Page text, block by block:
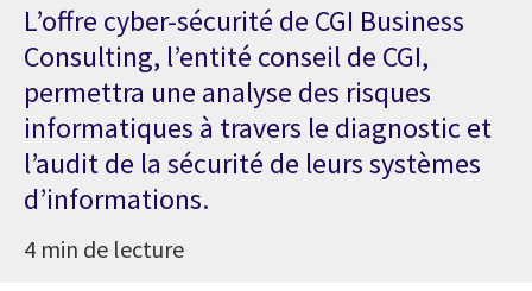
L’offre cyber-sécurité de CGI Business
Consulting, l’entité conseil de CGI,
permettra une analyse des risques
informatiques à travers le diagnostic et
l’audit de la sécurité de leurs systèmes
d’informations.
4 min de lecture